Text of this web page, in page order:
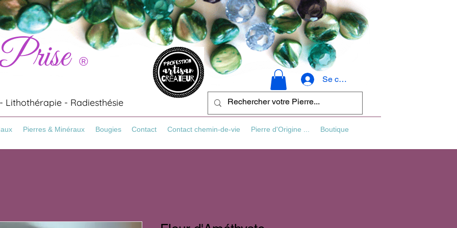
®
Se connecter
Lithothérapie - Radiesthésie
Pierres & Minéraux Bougies Contact Contact chemin-de-vie Pierre d'Origine ... Boutique